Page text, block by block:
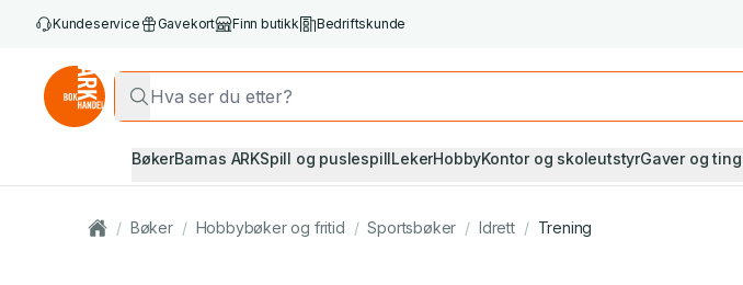
Kundeservice Gavekort Finn butikk Bedriftskunde
BøkerBarnas ARKSpill og puslespillLekerHobbyKontor og skoleutstyrGaver og
/ Bøker / Hobbybøker og fritid / Sportsbøker / Idrett / Trening